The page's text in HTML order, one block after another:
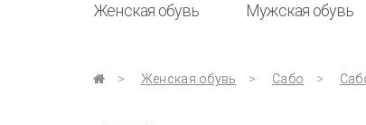
Женская обувь Мужская обувь
Женская обувь Сабо